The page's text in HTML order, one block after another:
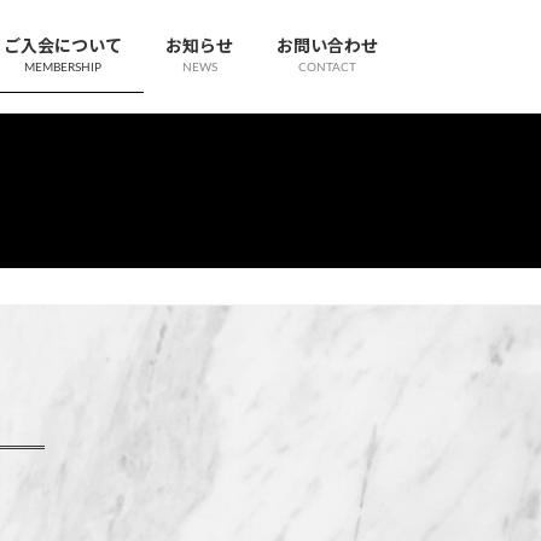
ご入会について
MEMBERSHIP
お知らせ
NEWS
お問い合わせ
CONTACT